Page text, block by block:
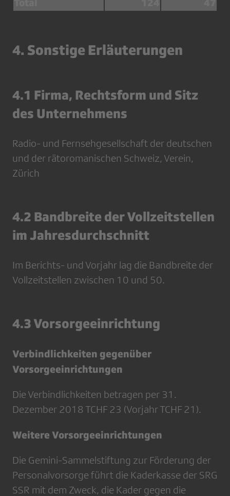
4. Sonstige Erläuterungen
4.1 Firma, Rechtsform und Sitz
des Unternehmens
Radio- und Fernsehgesellschaft der deutschen
und der rätoromanischen Schweiz, Verein,
Zürich
4.2 Bandbreite der Vollzeitstellen
im Jahresdurchschnitt
Im Berichts- und Vorjahr lag die Bandbreite der
Vollzeitstellen zwischen 10 und 50.
4.3 Vorsorgeeinrichtung
Verbindlichkeiten gegenüber
Vorsorgeeinrichtungen
Die Verbindlichkeiten betragen per 31.
Dezember 2018 TCHF 23 (Vorjahr TCHF 21).
Weitere Vorsorgeeinrichtungen
Die Gemini-Sammelstiftung zur Förderung der
Personalvorsorge führt die Kaderkasse der SRG
SSR mit dem Zweck, die Kader gegen die